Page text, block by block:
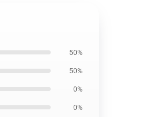
50%
50%
0%
0%